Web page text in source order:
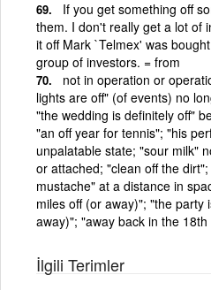
If you get something off
them. I don't really get a lot of
it off Mark `Telmex' was
group of investors. = from
not in operation or
lights are off" (of events) no
"the wedding is definitely off"
"an off year for tennis"; "his
unpalatable state; "sour milk"
or attached; "clean off the
mustache" at a distance in
miles off (or away)"; "the party
away)"; "away back in the
İlgili Terimler